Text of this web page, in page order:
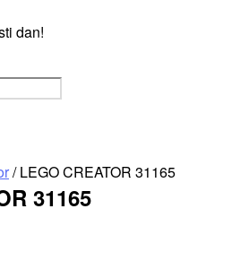
dan!
/ LEGO CREATOR 31165
31165